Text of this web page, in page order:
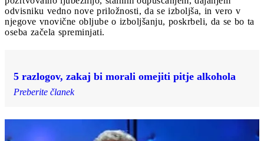
odvisniku vedno nove priložnosti, da se izboljša, in vero v
njegove vnovične obljube o izboljšanju, poskrbeli, da se bo ta
oseba začela spreminjati.
5 razlogov, zakaj bi morali omejiti pitje alkohola
Preberite članek